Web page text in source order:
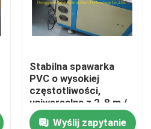
Stabilna spawarka
PVC o wysokiej
częstotliwości,
uniwersalna z 2-8 m /
min
Wyślij zapytanie